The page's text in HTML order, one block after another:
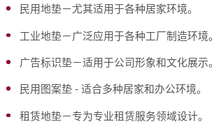
民用地垫－尤其适用于各种居家环境。
工业地垫－广泛应用于各种工厂制造环境。
广告标识垫－适用于公司形象和文化展示。
民用图案垫 - 适合多种居家和办公环境。
租赁地垫－专为专业租赁服务领域设计。